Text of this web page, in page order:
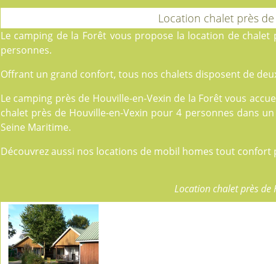
Location chalet près
Le camping de la Forêtvous propose la location de chalet
personnes.
Offrant un grand confort, tous nos chalets disposent de
Le camping près de Houville-en-Vexin de la Forêt vous
chalet près de Houville-en-Vexin pour 4 personnes dans
Seine Maritime.
Découvrez aussi nos locations de mobil homes tout confort
Location chalet près de